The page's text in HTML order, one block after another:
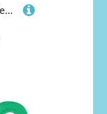
Leuchtender Zauberstab in leuchtenden Farben, für lange Nutzungsdauer, 5 Stück, tragbares Zubehör für Kinder und Erwachsene bei jeder Feier, Feiertagen, Versammlungen, Dekoration